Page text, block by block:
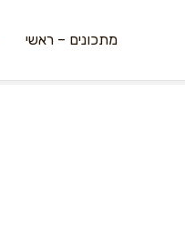
מתכונים – ראשי